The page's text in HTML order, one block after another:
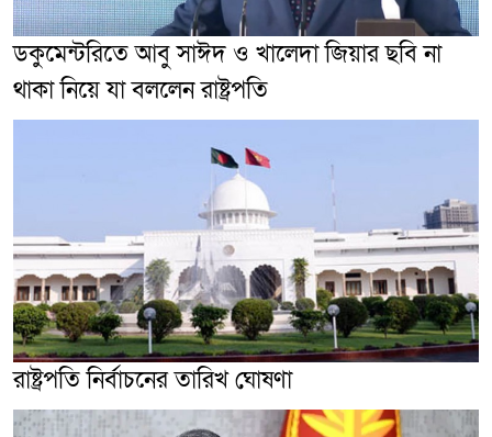
ডকুমেন্টরিতে আবু সাঈদ ও খালেদা জিয়ার ছবি না
থাকা নিয়ে যা বললেন রাষ্ট্রপতি
রাষ্ট্রপতি নির্বাচনের তারিখ ঘোষণা